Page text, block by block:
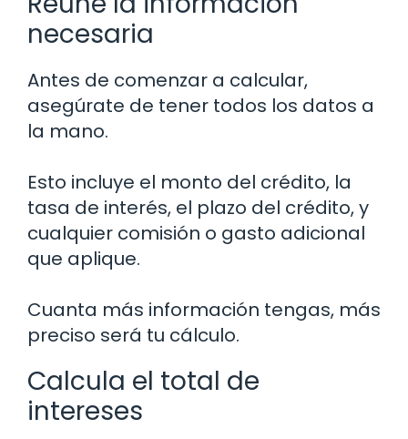
necesaria
Antes de comenzar a calcular,
asegúrate de tener todos los datos a
la mano.
Esto incluye el monto del crédito, la
tasa de interés, el plazo del crédito, y
cualquier comisión o gasto adicional
que aplique.
Cuanta más información tengas, más
preciso será tu cálculo.
Calcula el total de
intereses